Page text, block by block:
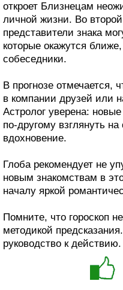
откроет Близнецам
личной жизни. Во
представители знака
которые окажутся
собеседники.
В прогнозе отмечается,
в компании друзей или
Астролог уверена:
по‑другому взглянуть
вдохновение.
Глоба рекомендует не
новым знакомствам в
началу яркой
Помните, что гороскоп
методикой
руководство к действию.